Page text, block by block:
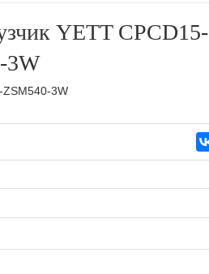
YETT CPCD15-
3W
ZSM540-3W